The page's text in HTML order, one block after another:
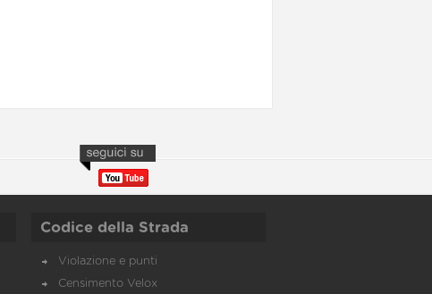
Codice della Strada
Violazione e punti
Censimento Velox